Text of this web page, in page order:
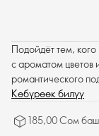
Подойдёт тем,
с ароматом цветов
романтического
Көбүрөөк билүү
185,00 Сом